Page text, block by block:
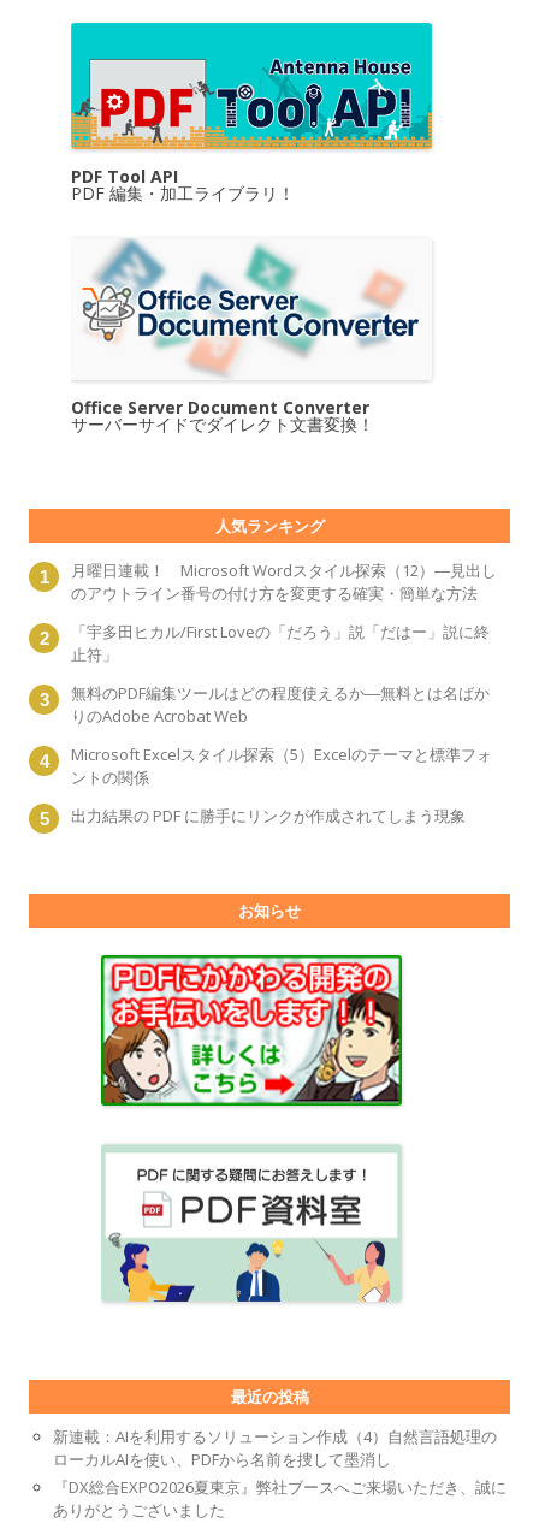
PDF Tool API
PDF 編集・加工ライブラリ！
Office Server Document Converter
サーバーサイドでダイレクト文書変換！
人気ランキング
月曜日連載！ Microsoft Wordスタイル探索（12）―見出し
のアウトライン番号の付け方を変更する確実・簡単な方法
「宇多田ヒカル/First Loveの「だろう」説「だはー」説に終
止符」
無料のPDF編集ツールはどの程度使えるか―無料とは名ばか
りのAdobe Acrobat Web
Microsoft Excelスタイル探索（5）Excelのテーマと標準フォ
ントの関係
出力結果の PDF に勝手にリンクが作成されてしまう現象
お知らせ
最近の投稿
新連載：AIを利用するソリューション作成（4）自然言語処理の
ローカルAIを使い、PDFから名前を捜して墨消し
『DX総合EXPO2026夏東京』弊社ブースへご来場いただき、誠に
ありがとうございました